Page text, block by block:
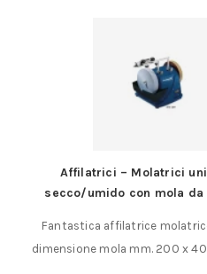
Affilatrici – Molatrici
secco/umido con mola
Fantastica affilatrice
dimensione mola mm. 200 x